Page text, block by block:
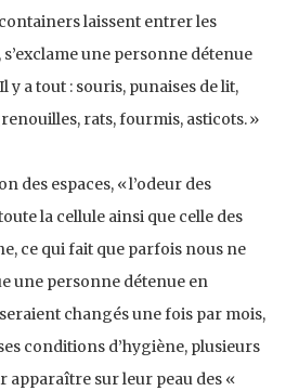
laissent entrer les
s’exclame une personne détenue
y a tout : souris, punaises de lit,
rats, fourmis, asticots. »
des espaces, « l’odeur des
la cellule ainsi que celle des
ce qui fait que parfois nous ne
une personne détenue en
changés une fois par mois,
conditions d’hygiène, plusieurs
apparaître sur leur peau des «